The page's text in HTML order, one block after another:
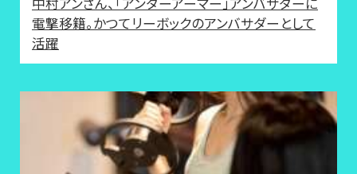
電撃移籍。かつてリーボックのアンバサダーとして
活躍